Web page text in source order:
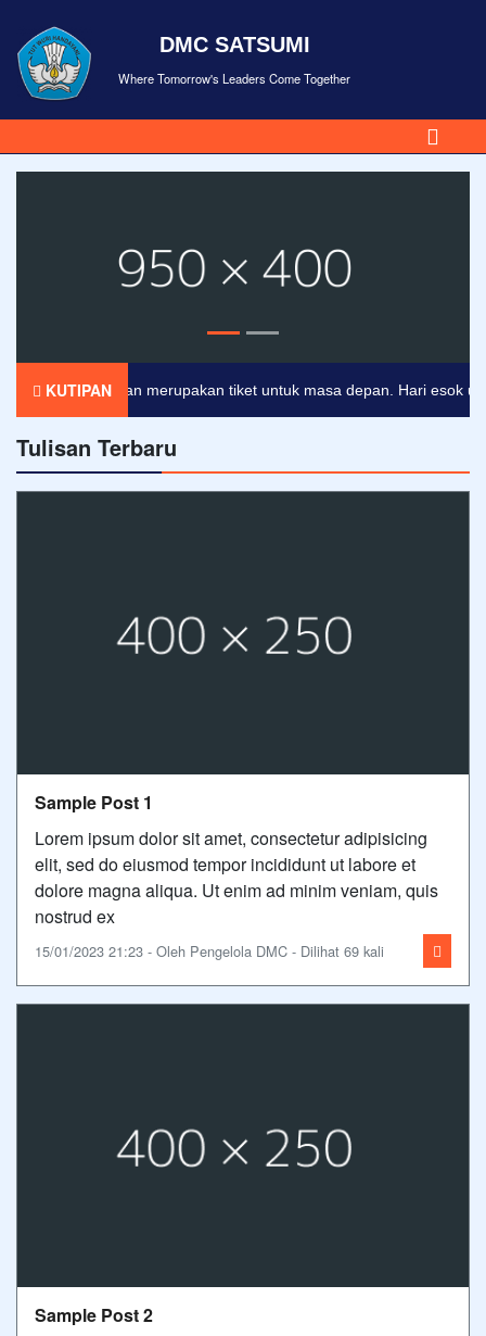
DMC SATSUMI
Where Tomorrow's Leaders Come Together
KUTIPAN
Pendidikan merupakan tiket untuk masa depan. Hari esok
Tulisan Terbaru
Sample Post 1
Lorem ipsum dolor sit amet, consectetur adipisicing
elit, sed do eiusmod tempor incididunt ut labore et
dolore magna aliqua. Ut enim ad minim veniam, quis
nostrud ex
15/01/2023 21:23 - Oleh Pengelola DMC - Dilihat 69 kali
Sample Post 2